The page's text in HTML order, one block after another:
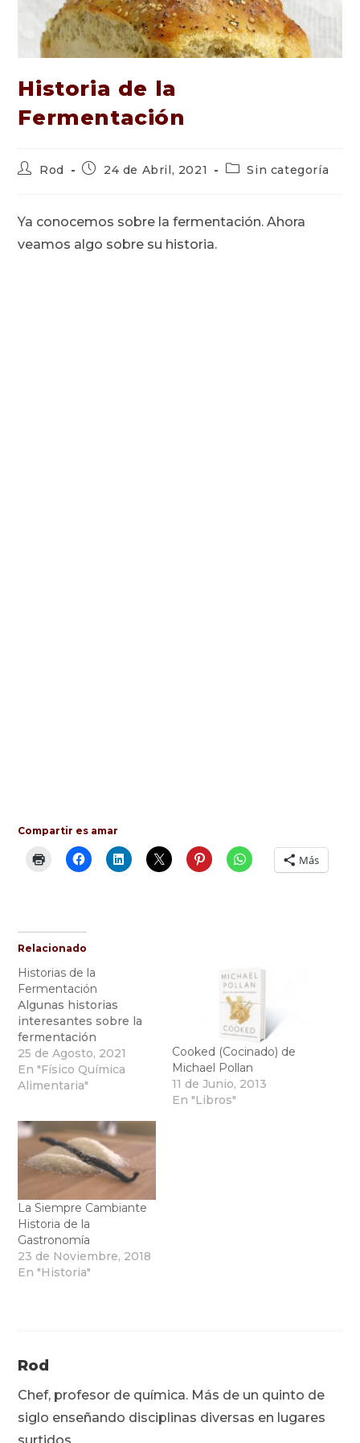
Historia de la
Fermentación
Autor
entrada:
Rod
Publicación
24 de Abril, 2021
Categoría
entrada:
Sin categoría
Ya conocemos sobre la fermentación. Ahora
veamos algo sobre su historia.
Compartir es amar
Más
Relacionado
Historias de la
Fermentación
Algunas historias
interesantes sobre la
fermentación
25 de Agosto, 2021
En "Físico Química
Alimentaria"
Cooked (Cocinado) de
Michael Pollan
11 de Junio, 2013
En "Libros"
La Siempre Cambiante
Historia de la
Gastronomía
23 de Noviembre, 2018
En "Historia"
Rod
Chef, profesor de química. Más de un quinto de
siglo enseñando disciplinas diversas en lugares